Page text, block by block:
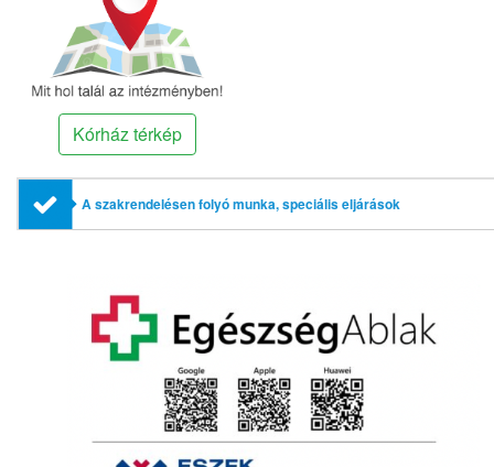
Kórház térkép
A szakrendelésen folyó munka, speciális eljárások